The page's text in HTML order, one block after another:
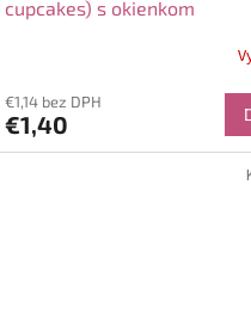
cupcakes) s okienkom
€1,14 bez DPH
€1,40